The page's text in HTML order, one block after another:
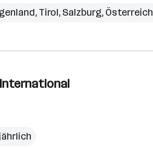
, Tirol, Salzburg, Österreich
International